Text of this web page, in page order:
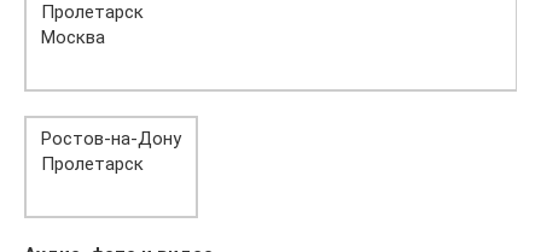
Пролетарск
Москва
Ростов-на-Дону
Пролетарск